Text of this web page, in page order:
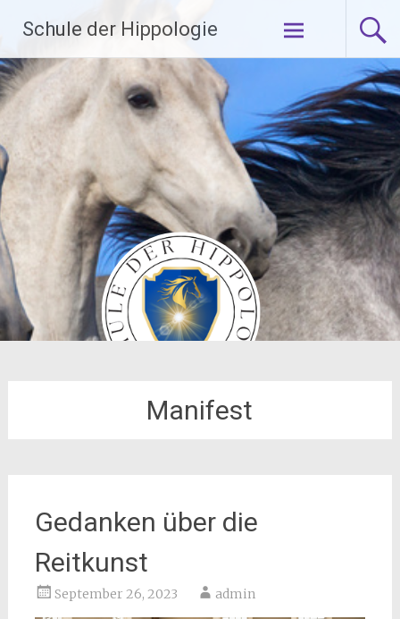
Inhalt
springen
Schule der Hippologie
Manifest
Gedanken über die
Reitkunst
September 26, 2023 admin